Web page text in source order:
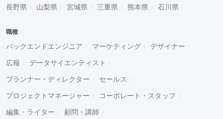
長野県 山梨県 宮城県 三重県 熊本県 石川県
職種
バックエンドエンジニア マーケティング デザイナー
広報 データサイエンティスト
プランナー・ディレクター セールス
プロジェクトマネージャー コーポレート・スタッフ
編集・ライター 顧問・講師